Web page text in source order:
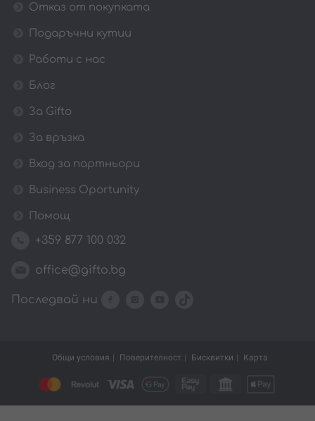
Отказ от покупката
Подаръчни кутии
Работи с нас
Блог
За Gifto
За връзка
Вход за партньори
Business Oportunity
Помощ
+359 877 100 032
office@gifto.bg
Последвай ни
Общи условия Поверителност Бисквитки Карта